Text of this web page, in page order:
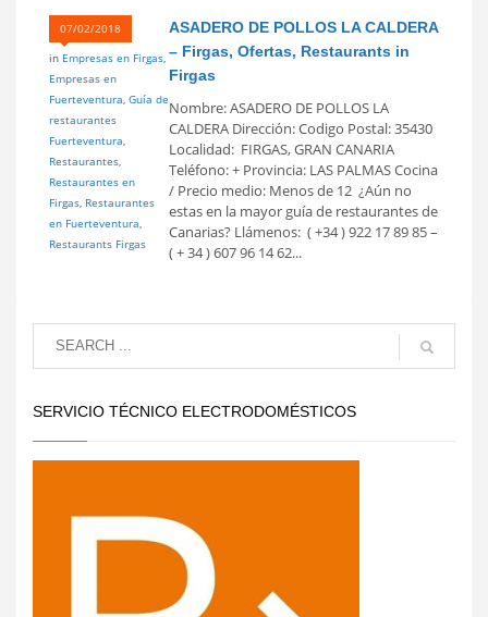
07/02/2018
in Empresas en Firgas,
Empresas en
Fuerteventura, Guía de
restaurantes
Fuerteventura,
Restaurantes,
Restaurantes en
Firgas, Restaurantes
en Fuerteventura,
Restaurants Firgas
ASADERO DE POLLOS LA CALDERA
– Firgas, Ofertas, Restaurants in
Firgas
Nombre: ASADERO DE POLLOS LA
CALDERA Dirección: Codigo Postal: 35430
Localidad: FIRGAS, GRAN CANARIA
Teléfono: + Provincia: LAS PALMAS Cocina
/ Precio medio: Menos de 12  ¿Aún no
estas en la mayor guía de restaurantes de
Canarias? Llámenos: ( +34 ) 922 17 89 85 –
( + 34 ) 607 96 14 62...
SERVICIO TÉCNICO ELECTRODOMÉSTICOS